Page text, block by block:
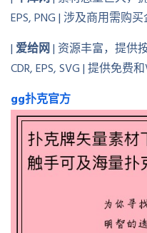
EPS, PNG | 涉及商用需购
|爱给网| 资源丰富，提供
CDR, EPS, SVG | 提供免费
gg扑克官方